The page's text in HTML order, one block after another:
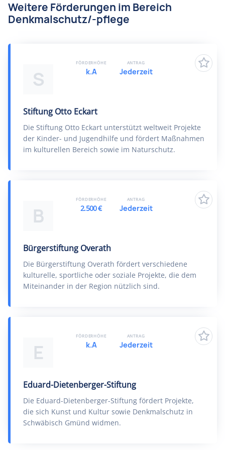
Weitere Förderungen im Bereich
Denkmalschutz/-pflege
S
Stiftung Otto Eckart
Die Stiftung Otto Eckart unterstützt weltweit Projekte
der Kinder- und Jugendhilfe und fördert Maßnahmen
im kulturellen Bereich sowie im Naturschutz.
FÖRDERHÖHE
k.A
ANTRAG
Jederzeit
B
Bürgerstiftung Overath
Die Bürgerstiftung Overath fördert verschiedene
kulturelle, sportliche oder soziale Projekte, die dem
Miteinander in der Region nützlich sind.
FÖRDERHÖHE
2.500 €
ANTRAG
Jederzeit
E
Eduard-Dietenberger-Stiftung
Die Eduard-Dietenberger-Stiftung fördert Projekte,
die sich Kunst und Kultur sowie Denkmalschutz in
Schwäbisch Gmünd widmen.
FÖRDERHÖHE
k.A
ANTRAG
Jederzeit